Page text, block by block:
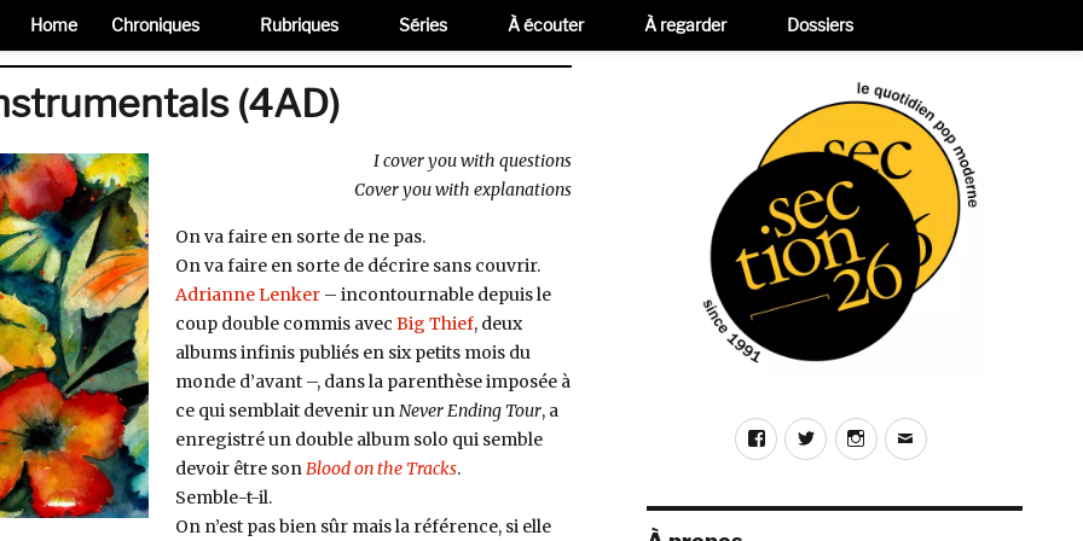
(4AD)
I cover you with questions
Cover you with explanations
On va faire en sorte de ne pas.
On va faire en sorte de décrire sans couvrir.
Adrianne Lenker– incontournable depuis le
coup double commis avec Big Thief, deux
albums infinis publiés en six petits mois du
monde d’avant –, dans la parenthèse imposée à
ce qui semblait devenir unNever Ending Tour, a
enregistré un double album solo qui semble
devoir être sonBlood on the Tracks.
Semble-t-il.
On n’est pas bien sûr mais la référence, si elle
FacebookTwitterInstagram
E-
Home Chroniques Rubriques Séries À écouter À regarder Dossiers